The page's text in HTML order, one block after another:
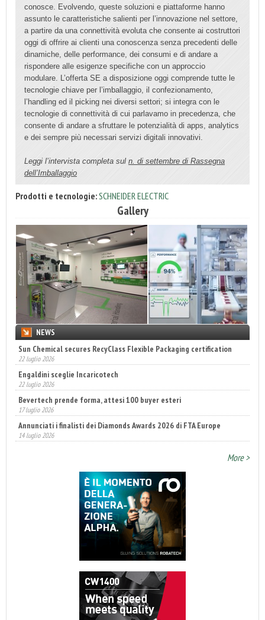
conosce. Evolvendo, queste soluzioni e piattaforme hanno
assunto le caratteristiche salienti per l’innovazione nel settore,
a partire da una connettività evoluta che consente ai costruttori
oggi di offrire ai clienti una conoscenza senza precedenti delle
dinamiche, delle performance, dei consumi e di andare a
rispondere alle esigenze specifiche con un approccio
modulare. L’offerta SE a disposizione oggi comprende tutte le
tecnologie chiave per l’imballaggio, il confezionamento,
l’handling ed il picking nei diversi settori; si integra con le
tecnologie di connettività di cui parlavamo in precedenza, che
consente di andare a sfruttare le potenzialità di apps, analytics
e dei sempre più necessari servizi digitali innovativi.
Leggi l’intervista completa sul n. di settembre di Rassegna
dell’Imballaggio
Prodotti e tecnologie:SCHNEIDER ELECTRIC
Gallery
NEWS
Sun Chemical secures RecyClass Flexible Packaging certification
22 luglio 2026
Engaldini sceglie Incaricotech
22 luglio 2026
Bevertech prende forma, attesi 100 buyer esteri
17 luglio 2026
Annunciati i finalisti dei Diamonds Awards 2026 di FTA Europe
14 luglio 2026
More >